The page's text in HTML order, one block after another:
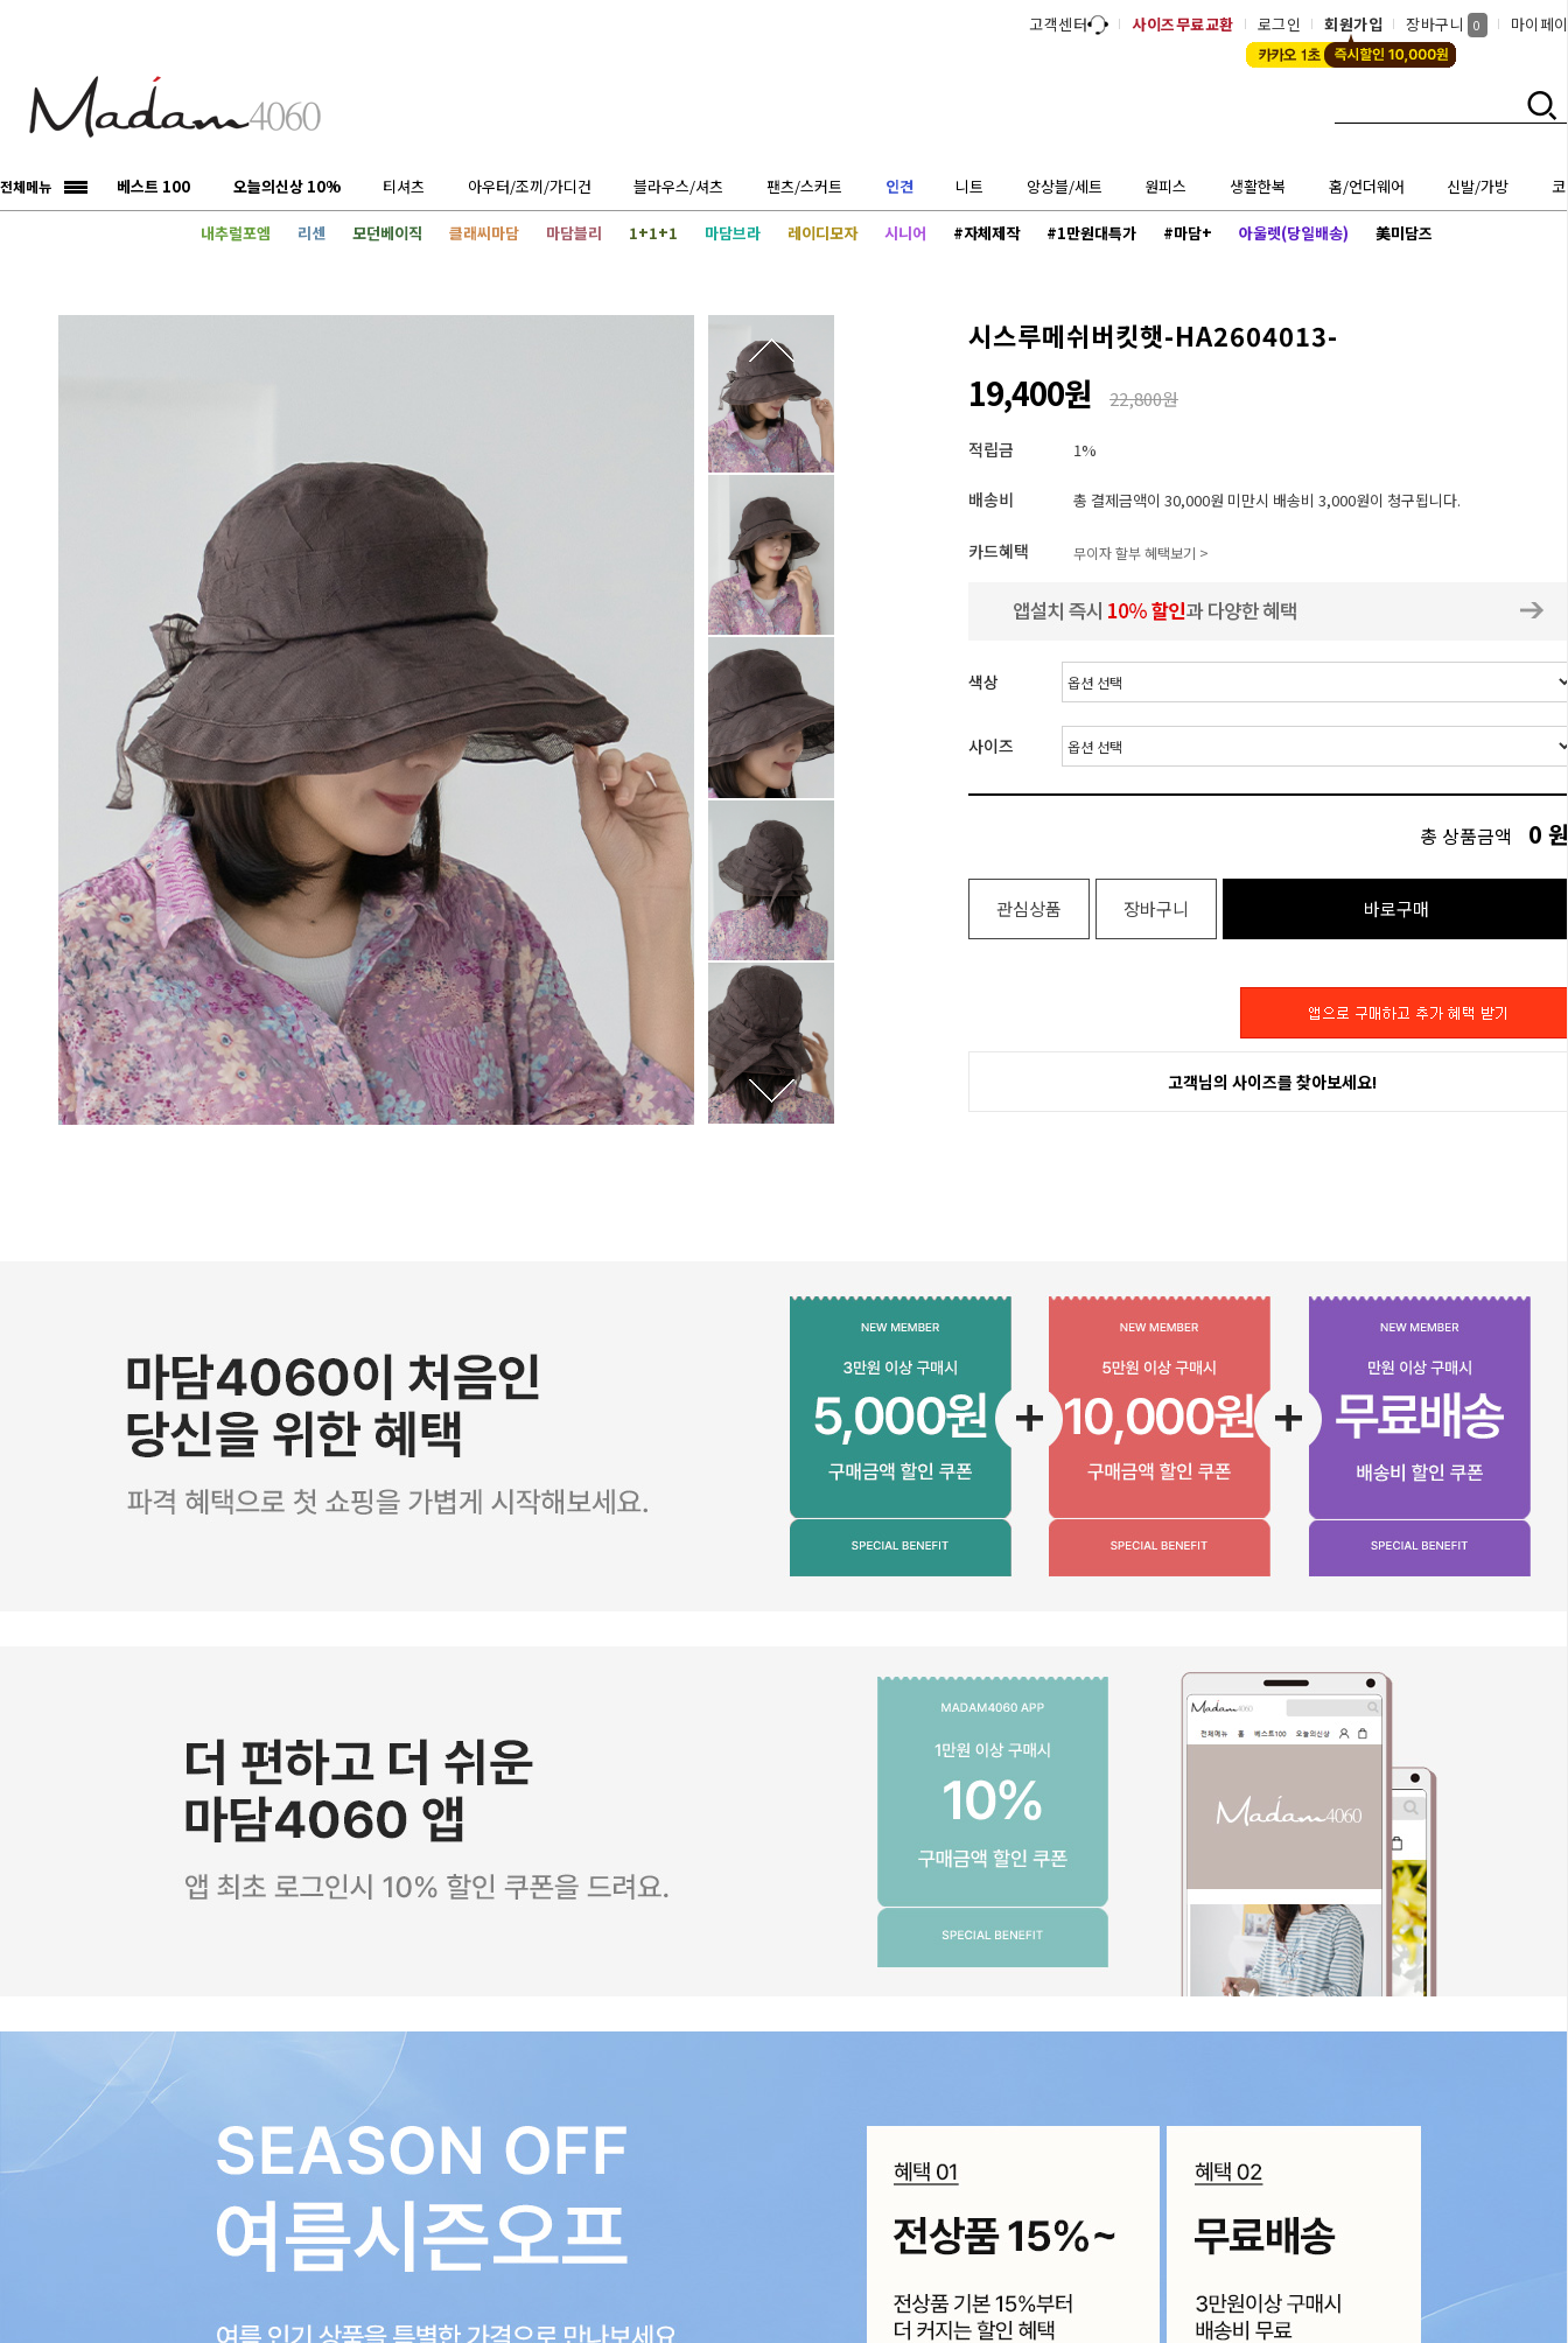
고객센터 사이즈무료교환 로그인 회원가입 장바구니 0 마이페
전체메뉴 베스트 100 오늘의신상 10% 티셔츠 아우터/조끼/가디건 블라우스/셔츠 팬츠/스커트 인견 니트 앙상블/세트 원피스 생활한복 홈/언더웨어 신발/가방
내추럴포엠 리센 모던베이직 클래씨마담 마담블리 1+1+1 마담브라 레이디모자 시니어 #자체제작 #1만원대특가 #마담+ 아울렛(당일배송) 美미담즈
시스루메쉬버킷햇-HA2604013-
19,400원 22,800원
적립금 1%
배송비 총 결제금액이 30,000원 미만시 배송비 3,000원이 청구됩니다.
카드혜택 무이자 할부 혜택보기 >
색상
사이즈
총 상품금액 0 원
관심상품 장바구니 바로구매
고객님의 사이즈를 찾아보세요!